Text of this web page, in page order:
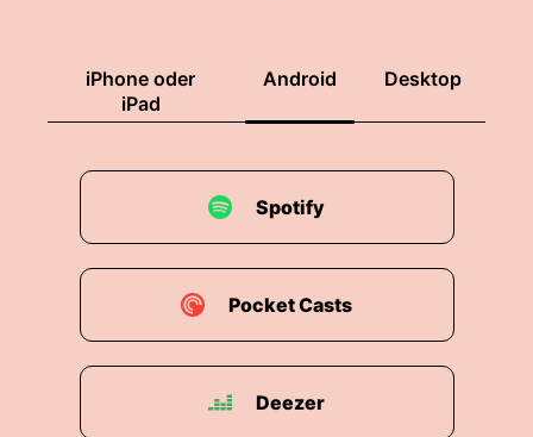
iPhone oder
iPad
Android Desktop
Spotify
Pocket Casts
Deezer